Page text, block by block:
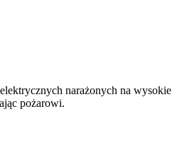
narażonych na
pożarowi.